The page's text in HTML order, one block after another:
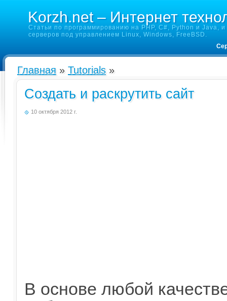
Korzh.net – Интернет
Статьи по программированию на PHP, C#, Python и Java,
серверов под управлением Linux, Windows, FreeBSD.
Главная » Tutorials »
Создать и раскрутить сайт
10 октября 2012 г.
В основе любой